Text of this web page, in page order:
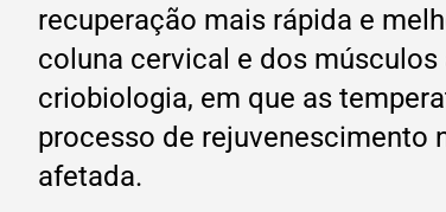
recuperação mais rápida e
coluna cervical e dos
criobiologia, em que as
processo de rejuvenescimento
afetada.